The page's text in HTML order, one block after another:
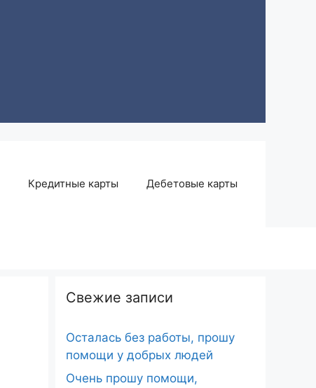
Кредитные карты Дебетовые карты
Свежие записи
Осталась без работы, прошу
помощи у добрых людей
Очень прошу помощи,